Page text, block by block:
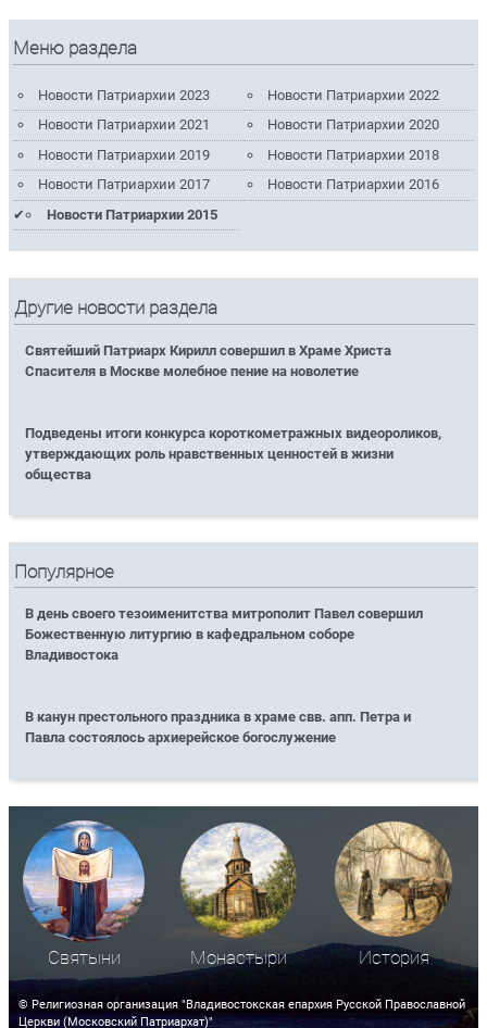
Меню раздела
Новости Патриархии 2023
Новости Патриархии 2022
Новости Патриархии 2021
Новости Патриархии 2020
Новости Патриархии 2019
Новости Патриархии 2018
Новости Патриархии 2017
Новости Патриархии 2016
Новости Патриархии 2015
Другие новости раздела
Святейший Патриарх Кирилл совершил в Храме Христа
Спасителя в Москве молебное пение на новолетие
Подведены итоги конкурса короткометражных видеороликов,
утверждающих роль нравственных ценностей в жизни
общества
Популярное
В день своего тезоименитства митрополит Павел совершил
Божественную литургию в кафедральном соборе
Владивостока
В канун престольного праздника в храме свв. апп. Петра и
Павла состоялось архиерейское богослужение
Святыни Монастыри История
© Религиозная организация "Владивостокская епархия Русской Православной
Церкви (Московский Патриархат)"